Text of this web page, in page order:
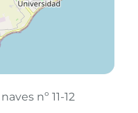
nº 11-12